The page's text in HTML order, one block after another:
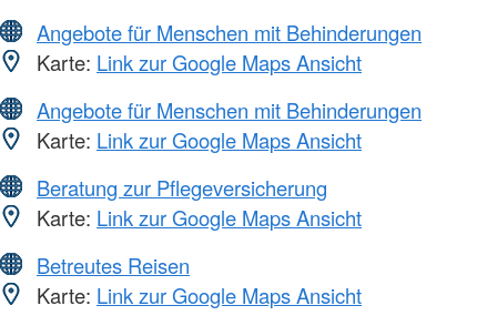
Angebote für Menschen mit Behinderungen
Karte: Link zur Google Maps Ansicht
Angebote für Menschen mit Behinderungen
Karte: Link zur Google Maps Ansicht
Beratung zur Pflegeversicherung
Karte: Link zur Google Maps Ansicht
Betreutes Reisen
Karte: Link zur Google Maps Ansicht